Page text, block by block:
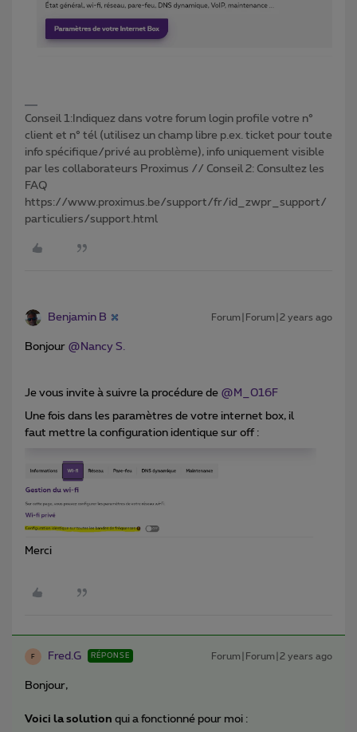
Conseil 1:Indiquez dans votre forum login profile votre n°
client et n° tél (utilisez un champ libre p.ex. ticket pour toute
info spécifique/privé au problème), info uniquement visible
par les collaborateurs Proximus // Conseil 2: Consultez les
FAQ
https://www.proximus.be/support/fr/id_zwpr_support/
particuliers/support.html
Benjamin B Forum|Forum|2 years ago
Bonjour @Nancy S.
Je vous invite à suivre la procédure de @M_016F
Une fois dans les paramètres de votre internet box, il
faut mettre la configuration identique sur off :
Merci
F Fred.G RÉPONSE Forum|Forum|2 years ago
Bonjour,
Voici la solution qui a fonctionné pour moi :